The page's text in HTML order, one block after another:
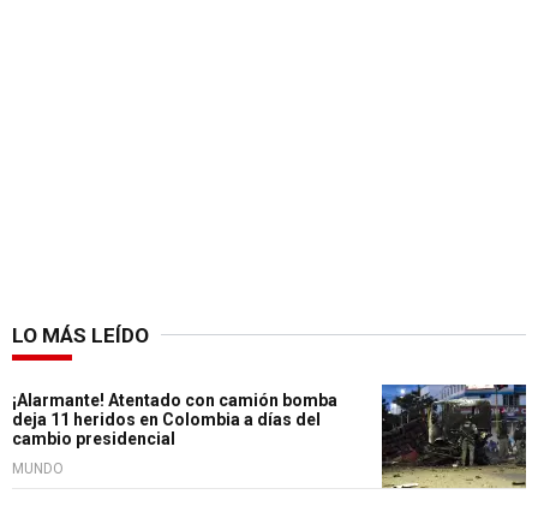
LO MÁS LEÍDO
¡Alarmante! Atentado con camión bomba
deja 11 heridos en Colombia a días del
cambio presidencial
MUNDO